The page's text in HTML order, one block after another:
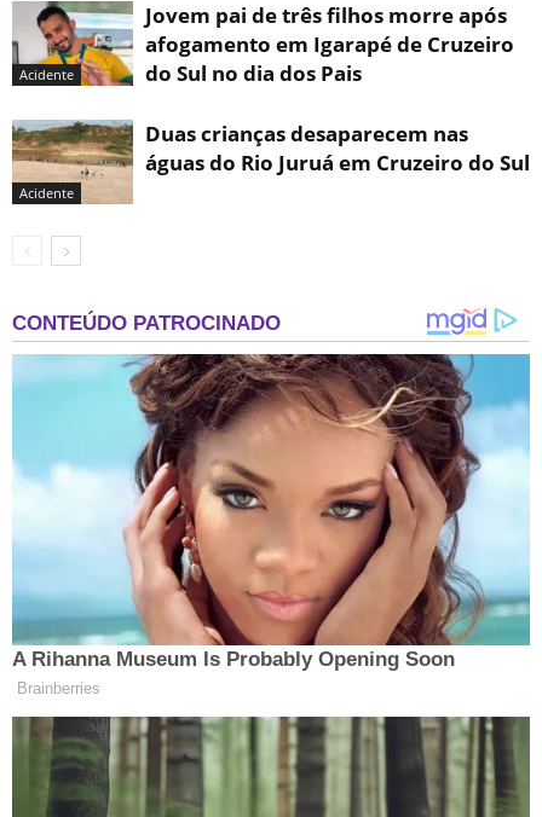
Acidente
Jovem pai de três filhos morre após
afogamento em Igarapé de Cruzeiro
do Sul no dia dos Pais
Acidente
Duas crianças desaparecem nas
águas do Rio Juruá em Cruzeiro do Sul